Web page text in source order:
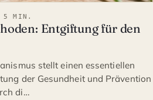
5 MIN.
Entgiftung für den
stellt einen essentiellen
der Gesundheit und Prävention
di…